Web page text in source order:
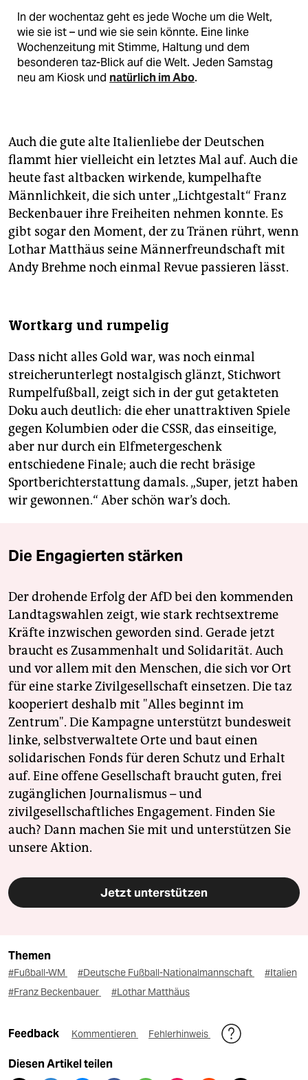
In der wochentaz geht es jede Woche um die Welt,
wie sie ist – und wie sie sein könnte. Eine linke
Wochenzeitung mit Stimme, Haltung und dem
besonderen taz-Blick auf die Welt. Jeden Samstag
neu am Kiosk und natürlich im Abo.
Auch die gute alte Italienliebe der Deutschen
flammt hier vielleicht ein letztes Mal auf. Auch die
heute fast altbacken wirkende, kumpelhafte
Männlichkeit, die sich unter „Lichtgestalt“ Franz
Beckenbauer ihre Freiheiten nehmen konnte. Es
gibt sogar den Moment, der zu Tränen rührt, wenn
Lothar Matthäus seine Männerfreundschaft mit
Andy Brehme noch einmal Revue passieren lässt.
Wortkarg und rumpelig
Dass nicht alles Gold war, was noch einmal
streicherunterlegt nostalgisch glänzt, Stichwort
Rumpelfußball, zeigt sich in der gut getakteten
Doku auch deutlich: die eher unattraktiven Spiele
gegen Kolumbien oder die CSSR, das einseitige,
aber nur durch ein Elfmetergeschenk
entschiedene Finale; auch die recht bräsige
Sportberichterstattung damals. „Super, jetzt haben
wir gewonnen.“ Aber schön war’s doch.
Die Engagierten stärken
Der drohende Erfolg der AfD bei den kommenden
Landtagswahlen zeigt, wie stark rechtsextreme
Kräfte inzwischen geworden sind. Gerade jetzt
braucht es Zusammenhalt und Solidarität. Auch
und vor allem mit den Menschen, die sich vor Ort
für eine starke Zivilgesellschaft einsetzen. Die taz
kooperiert deshalb mit "Alles beginnt im
Zentrum". Die Kampagne unterstützt bundesweit
linke, selbstverwaltete Orte und baut einen
solidarischen Fonds für deren Schutz und Erhalt
auf. Eine offene Gesellschaft braucht guten, frei
zugänglichen Journalismus – und
zivilgesellschaftliches Engagement. Finden Sie
auch? Dann machen Sie mit und unterstützen Sie
unsere Aktion.
Jetzt unterstützen
Themen
#Fußball-WM #Deutsche Fußball-Nationalmannschaft
#Italien
#Franz Beckenbauer
#Lothar Matthäus
Feedback Kommentieren Fehlerhinweis
Diesen Artikel teilen